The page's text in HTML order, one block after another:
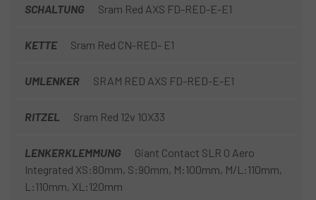
SCHALTUNG Sram Red AXS FD-RED-E-E1
KETTE Sram Red CN-RED- E1
UMLENKER SRAM RED AXS FD-RED-E-E1
RITZEL Sram Red 12v 10X33
LENKERKLEMMUNG
Giant Contact SLR 0 Aero
Integrated XS:80mm, S:90mm, M:100mm, M/L:110mm,
L:110mm, XL:120mm